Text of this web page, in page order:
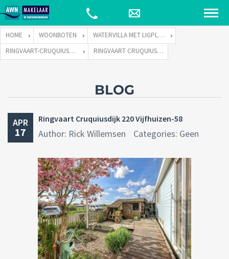
HOME WOONBOTEN
WATERVILLA MET LIGPLAATS
RINGVAART-CRUQUIUSDIJK 220 TE 2141 EW VIJFHUIZEN
RINGVAART CRUQUIUSDIJK 220 VIJFHUIZEN-58
BLOG
APR
17
Ringvaart Cruquiusdijk 220 Vijfhuizen-58
Author: Rick Willemsen Categories: Geen